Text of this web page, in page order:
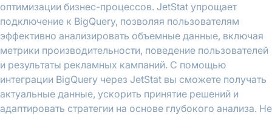
оптимизации бизнес-процессов. JetStat упрощает
подключение к BigQuery, позволяя пользователям
эффективно анализировать объемные данные, включая
метрики производительности, поведение пользователей
и результаты рекламных кампаний. С помощью
интеграции BigQuery через JetStat вы сможете получать
актуальные данные, ускорить принятие решений и
адаптировать стратегии на основе глубокого анализа. Не